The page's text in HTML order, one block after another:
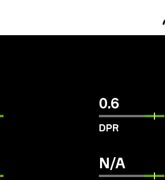
0.6
DPR
N/A